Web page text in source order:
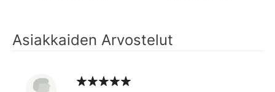
Asiakkaiden Arvostelut